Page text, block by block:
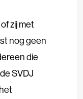
zij met
nog geen
die
SVDJ